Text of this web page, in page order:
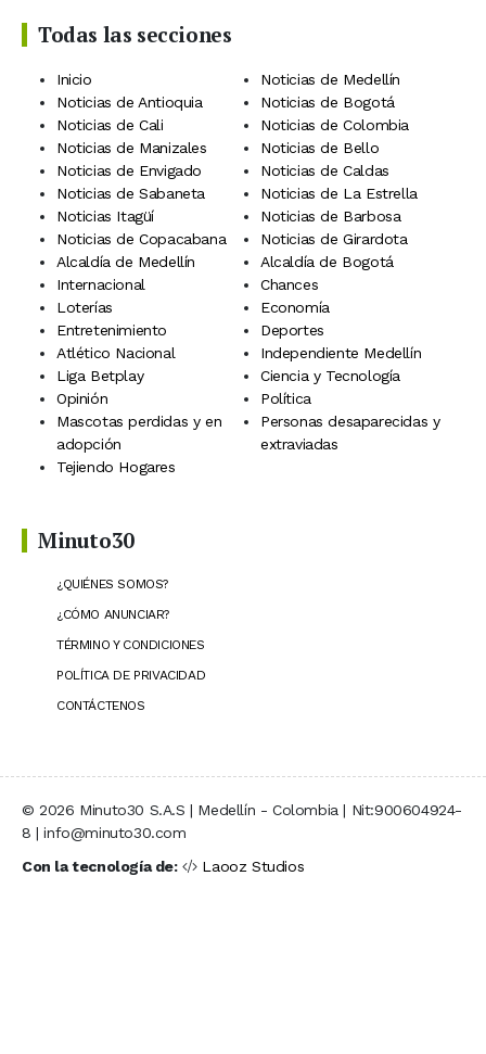
Todas las secciones
Inicio
Noticias de Medellín
Noticias de Antioquia
Noticias de Bogotá
Noticias de Cali
Noticias de Colombia
Noticias de Manizales
Noticias de Bello
Noticias de Envigado
Noticias de Caldas
Noticias de Sabaneta
Noticias de La Estrella
Noticias Itagüí
Noticias de Barbosa
Noticias de Copacabana
Noticias de Girardota
Alcaldía de Medellín
Alcaldía de Bogotá
Internacional
Chances
Loterías
Economía
Entretenimiento
Deportes
Atlético Nacional
Independiente Medellín
Liga Betplay
Ciencia y Tecnología
Opinión
Política
Mascotas perdidas y en
adopción
Personas desaparecidas y
extraviadas
Tejiendo Hogares
Minuto30
¿QUIÉNES SOMOS?
¿CÓMO ANUNCIAR?
TÉRMINO Y CONDICIONES
POLÍTICA DE PRIVACIDAD
CONTÁCTENOS
© 2026 Minuto30 S.A.S | Medellín - Colombia | Nit:900604924-
8 | info@minuto30.com
Con la tecnología de:
Laooz Studios